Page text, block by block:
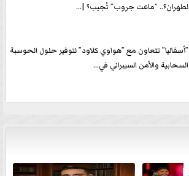
لطهران؟.. ”ماعت جروب” تُجيب؟ |...
”أسفاليا” تتعاون مع ”هواوي كلاود” لتوفير حلول الحوسبة
السحابية والأمن السيبراني في...